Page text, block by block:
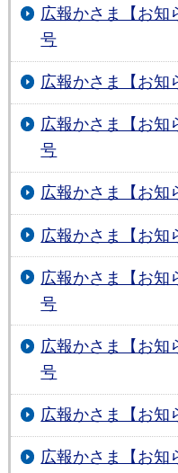
広報かさま【お
号
広報かさま【お
広報かさま【お
号
広報かさま【お
広報かさま【お
広報かさま【お
号
広報かさま【お
号
広報かさま【お
広報かさま【お